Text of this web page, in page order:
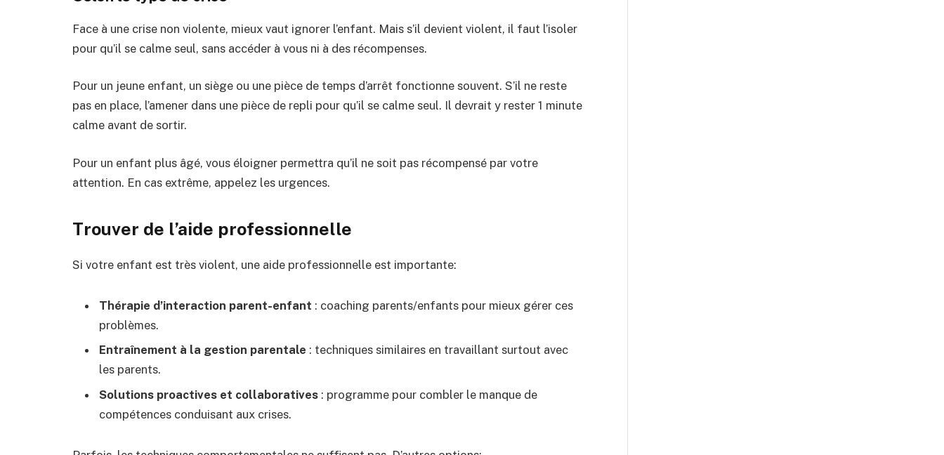
Face à une crise non violente, mieux vaut ignorer l’enfant. Mais s’il devient violent, il faut l’isoler
pour qu’il se calme seul, sans accéder à vous ni à des récompenses.
Pour un jeune enfant, un siège ou une pièce de temps d’arrêt fonctionne souvent. S’il ne reste
pas en place, l’amener dans une pièce de repli pour qu’il se calme seul. Il devrait y rester 1 minute
calme avant de sortir.
Pour un enfant plus âgé, vous éloigner permettra qu’il ne soit pas récompensé par votre
attention. En cas extrême, appelez les urgences.
Trouver de l’aide professionnelle
Si votre enfant est très violent, une aide professionnelle est importante:
Thérapie d’interaction parent-enfant : coaching parents/enfants pour mieux gérer ces
problèmes.
Entraînement à la gestion parentale : techniques similaires en travaillant surtout avec
les parents.
Solutions proactives et collaboratives : programme pour combler le manque de
compétences conduisant aux crises.